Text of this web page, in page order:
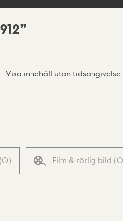
Visa innehåll utan tidsangivelse
(0) Film & rörlig bild (0